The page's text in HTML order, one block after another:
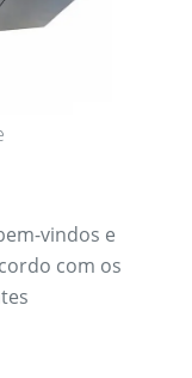
vindos e
com os